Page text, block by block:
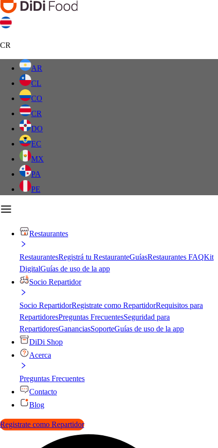
CR
AR
CL
CO
CR
DO
EC
MX
PA
PE
Restaurantes
RestaurantesRegistrá tu RestauranteGuíasRestaurantes FAQKit
DigitalGuías de uso de la app
Socio Repartidor
Socio RepartidorRegistrate como RepartidorRequisitos para
RepartidoresPreguntas FrecuentesSeguridad para
RepartidoresGananciasSoporteGuías de uso de la app
DiDi Shop
Acerca
Preguntas Frecuentes
Contacto
Blog
Registrate como Repartidor